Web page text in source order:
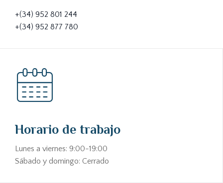
+(34) 952 801 244
+(34) 952 877 780
Horario de trabajo
Lunes a viernes: 9:00-19:00
Sábado y domingo: Cerrado